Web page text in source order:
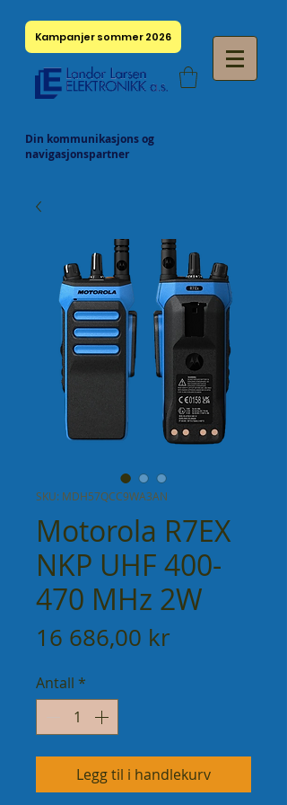
Kampanjer sommer 2026
Din kommunikasjons og
navigasjonspartner
SKU: MDH57QCC9WA3AN
Motorola R7EX
NKP UHF 400-
470 MHz 2W
16 686,00 krPris
Antall *
Legg til i handlekurv